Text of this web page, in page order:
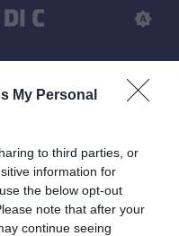
My Personal
to third parties, or
information for
the below opt-out
note that after your
continue seeing
spiraglio
a parte